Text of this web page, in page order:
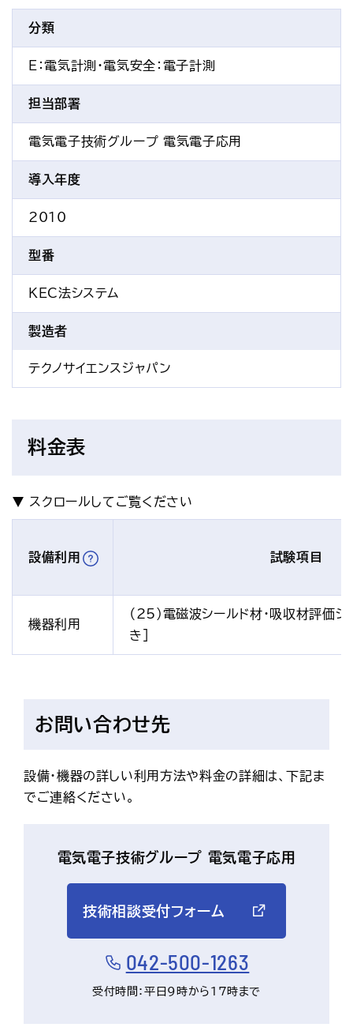
分類
E：電気計測・電気安全 ：電子計測
担当部署
電気電子技術グループ 電気電子応用
導入年度
2010
型番
KEC法システム
製造者
テクノサイエンスジャパン
料金表
設備利用 試験項目
機器利用
（25）電磁波シールド材・吸収材評価
き]
お問い合わせ先
設備・機器の詳しい利用方法や料金の詳細は、下記ま
でご連絡ください。
電気電子技術グループ 電気電子応用
技術相談受付フォーム
042-500-1263
受付時間：平日9時から17時まで